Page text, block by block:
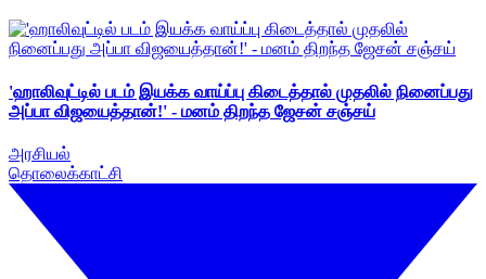
'ஹாலிவுட்டில் படம் இயக்க வாய்ப்பு கிடைத்தால் முதலில் நினைப்பது
அப்பா விஜயைத்தான்!' - மனம் திறந்த ஜேசன் சஞ்சய்
அரசியல்
தொலைக்காட்சி